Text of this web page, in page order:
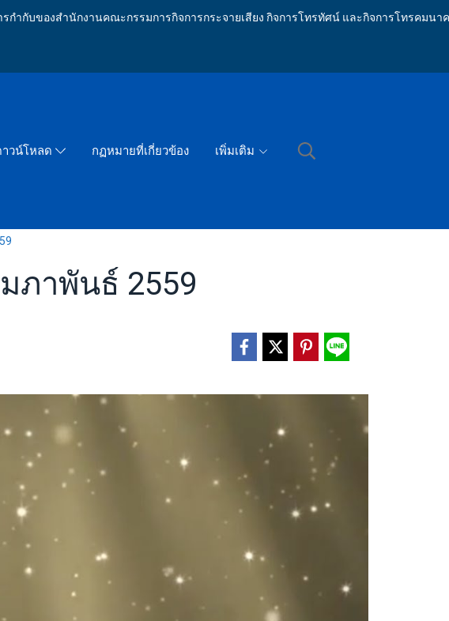
กำกับของสำนักงานคณะกรรมการกิจการกระจายเสียง กิจการโทรทัศน์ และกิจการโทรคมนา
าวน์โหลด กฏหมายที่เกี่ยวข้อง เพิ่มเติม
ภาพันธ์ 2559